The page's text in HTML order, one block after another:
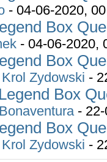
- 04-06-2020,
Box
- 04-06-2020,
Box
Zydowski -
Box
- 22-
Box
Zydowski -